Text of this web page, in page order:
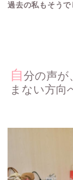
過去の私もそうで
自分の声が
まない方向